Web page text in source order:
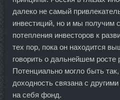
далеко не самый
инвестиций, но и мы получим
потепления инвесторов к
тех пор, пока он находится
говорить о дальнейшем росте
Потенциально могло быть
доходность связана с
на себя фонд.